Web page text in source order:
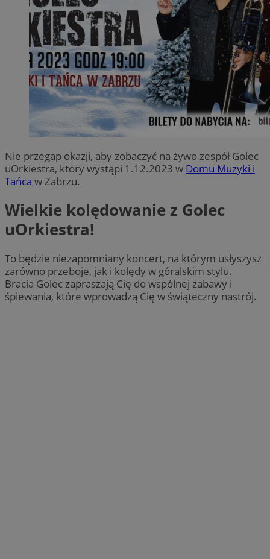
Nie przegap okazji, aby zobaczyć na żywo zespół Golec
uOrkiestra, który wystąpi 1.12.2023 w Domu Muzyki i
Tańca w Zabrzu.
Wielkie kolędowanie z Golec
uOrkiestra!
To będzie niezapomniany koncert, na którym usłyszysz
zarówno przeboje, jak i kolędy w góralskim stylu.
Bracia Golec zapraszają Cię do wspólnej zabawy i
śpiewania, które wprowadzą Cię w świąteczny nastrój.